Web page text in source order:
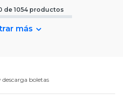
de 1054 productos
más
boletas